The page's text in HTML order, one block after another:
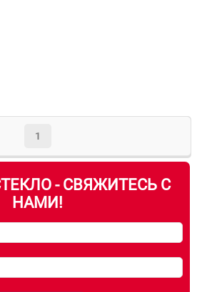
1
- СВЯЖИТЕСЬ С
НАМИ!